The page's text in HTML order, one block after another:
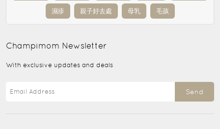
濕疹 親子好去處 母乳 毛孩
Champimom Newsletter
With exclusive updates and deals
Send